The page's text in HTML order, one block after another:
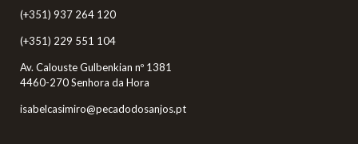
(+351) 937 264 120
(+351) 229 551 104
Av. Calouste Gulbenkian nº 1381
4460-270 Senhora da Hora
isabelcasimiro@pecadodosanjos.pt